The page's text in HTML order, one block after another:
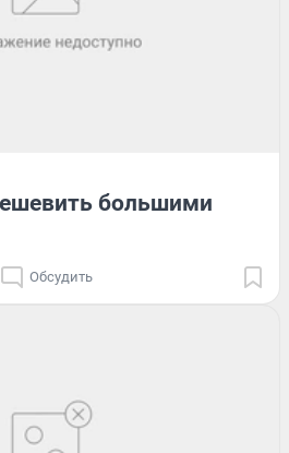
большими
Обсудить